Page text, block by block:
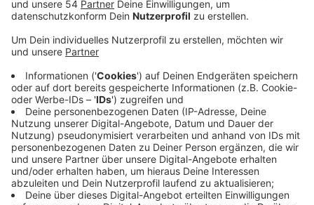
umgestaltet werden, die KGS Holt und die KGS
Das ist Thema in den Bezirksvertretungen heute und
soll im Dezember vom Rat beschlossen werden. Auf
dem Gelände der KGS Holt soll ein Neubau für Plätze
des Offenen Ganztags entstehen. Das Gebäude soll
nachhaltig gestaltet werden- in Holzbauweise und mit
begrüntem Flachdach. Es soll multifunktionale Räume
und eine Mensa kriegen. Baubeginn ist im Frühjahr 2024
geplant, Zum Schuljahr 2025/26 soll dann alles fertig